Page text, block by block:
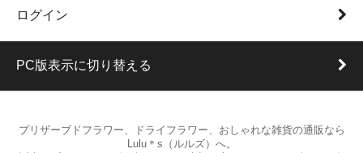
ログイン
PC版表示に切り替える
プリザーブドフラワー、ドライフラワー、おしゃれな雑貨の通販なら
Lulu＊s（ルルズ）へ。